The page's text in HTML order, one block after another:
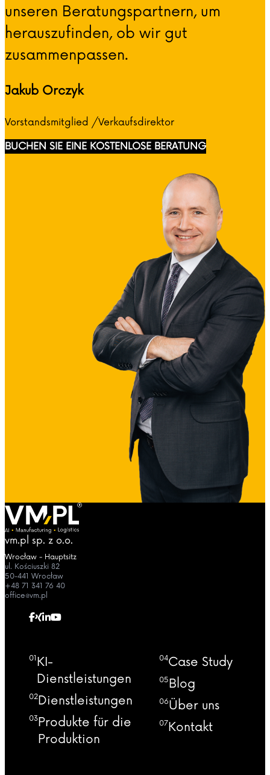
unseren Beratungspartnern, um
herauszufinden, ob wir gut
zusammenpassen.
Jakub Orczyk
Vorstandsmitglied /Verkaufsdirektor
BUCHEN SIE EINE KOSTENLOSE BERATUNG
vm.pl sp. z o.o.
Wrocław - Hauptsitz
ul. Kościuszki 82
50-441 Wrocław
+48 71 341 76 40
office@vm.pl
01 KI-
Dienstleistungen
02Dienstleistungen
03Produkte für die
Produktion
04Case Study
05Blog
06Über uns
07Kontakt